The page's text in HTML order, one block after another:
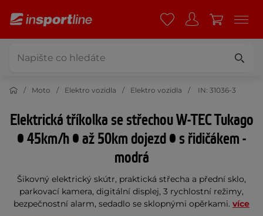
Moto Elektro vozidla Elektro vozidla IN: 31036-3
Elektrická tříkolka se střechou W-TEC Tukago
• 45km/h • až 50km dojezd • s řidičákem -
modrá
Šikovný elektrický skútr, praktická střecha a přední sklo,
parkovací kamera, digitální displej, 3 rychlostní režimy,
bezpečnostní alarm, sedadlo se sklopnými opěrkami. více